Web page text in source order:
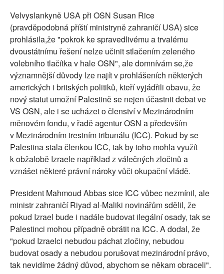
Velvyslankyně USA při OSN Susan Rice
(pravděpodobná příští ministryně zahraničí USA) sice
prohlásila,že "pokrok ke spravedlivému a trvalému
dvoustátnímu řešení nelze učinit stlačením zeleného
volebního tlačítka v hale OSN", ale domnívám se,že
významnější důvody lze najít v prohlášeních některých
amerických i britských politiků, kteří vyjádřili obavu, že
nový statut umožní Palestině se nejen účastnit debat ve
VS OSN, ale i se ucházet o členství v Mezinárodním
měnovém fondu, v řadě agentur OSN a především
v Mezinárodním trestním tribunálu (ICC). Pokud by se
Palestina stala členkou ICC, tak by toho mohla využít
k obžalobě Izraele například z válečných zločinů a
vznášet některé právní nároky vůči okupační vládě.
President Mahmoud Abbas sice ICC vůbec nezmínil, ale
ministr zahraničí Riyad al-Maliki novinářům sdělil, že
pokud Izrael bude i nadále budovat ilegální osady, tak se
Palestinci mohou případně obrátit na ICC. A dodal, že
"pokud Izraelci nebudou páchat zločiny, nebudou
budovat osady a nebudou porušovat mezinárodní právo,
tak nevidíme žádný důvod, abychom se někam obraceli".